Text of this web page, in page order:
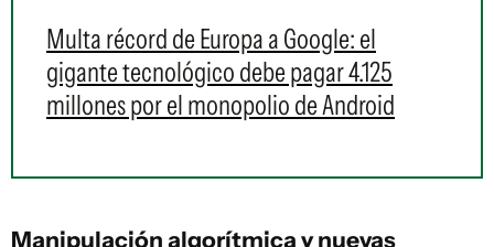
Multa récord de Europa a Google: el
gigante tecnológico debe pagar 4.125
millones por el monopolio de Android
Manipulación algorítmica y nuevas